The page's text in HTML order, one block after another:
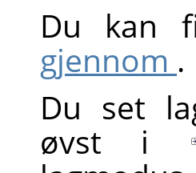
Du kan
gjennom .
Du set
øvst i